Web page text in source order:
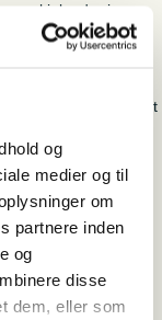
og
medier og til
om
partnere inden
og
disse
dem, eller som
kjole, der i
mand. Den anden
Om Frello har
eller om de
sjove er de i hvert
ryggen til
skabt af Frello